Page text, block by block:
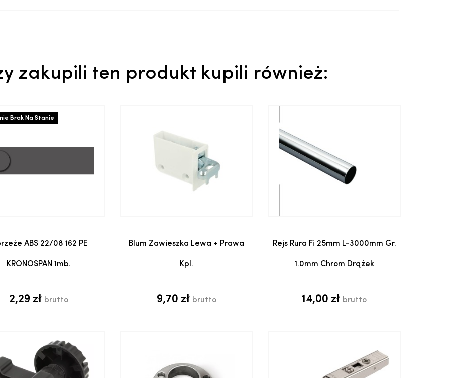
zakupili ten produkt kupili również:
ABS 22/08 162 PE
KRONOSPAN 1mb.
2,29 zł brutto
Brak Na Stanie
Blum Zawieszka Lewa + Prawa
Kpl.
9,70 zł brutto
Rejs Rura Fi 25mm L-3000mm Gr.
1.0mm Chrom Drążek
14,00 zł brutto